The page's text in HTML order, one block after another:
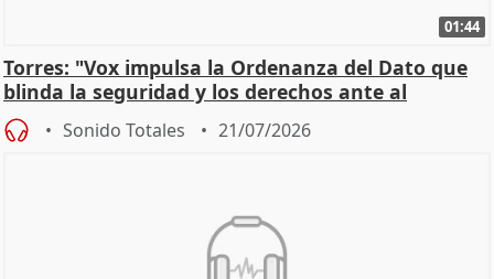
01:44
Torres: "Vox impulsa la Ordenanza del Dato que
blinda la seguridad y los derechos ante al
control"
Sonido Totales 21/07/2026